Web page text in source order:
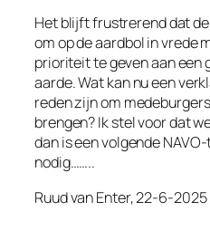
Het blijft frustrerend dat
om op de aardbol in vrede
prioriteit te geven aan een
aarde. Wat kan nu een
reden zijn om
brengen? Ik stel voor dat
dan is een volgende
nodig……..
Ruud van Enter, 22-6-2025